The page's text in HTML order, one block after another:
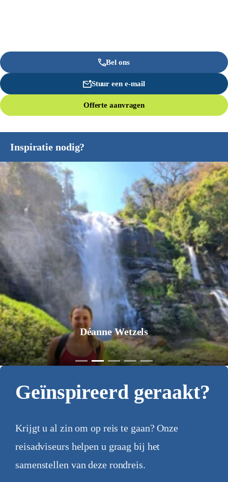
Bel ons
Stuur een e-mail
Offerte aanvragen
Inspiratie nodig?
Déanne Wetzels
Geïnspireerd geraakt?
Krijgt u al zin om op reis te gaan? Onze
reisadviseurs helpen u graag bij het
samenstellen van deze rondreis.